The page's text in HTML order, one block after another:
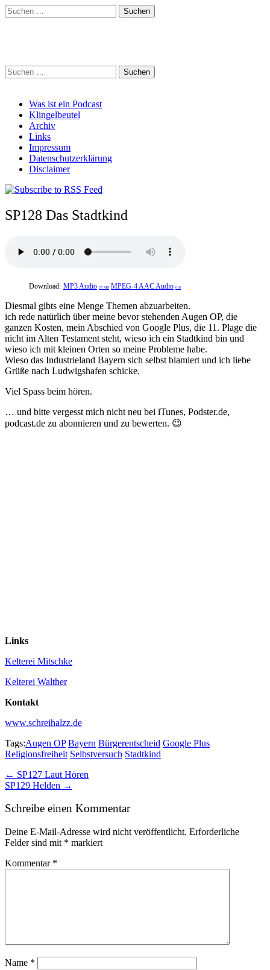
Suchen
nach:
Suchen
nach:
Main
menu
Skip
content
Was ist ein Podcast
Klingelbeutel
Archiv
Links
Impressum
Datenschutzerklärung
Disclaimer
SP128 Das Stadtkind
Download: MP3 Audio 27 MB MPEG-4 AAC Audio 0 B
Diesmal gibts eine Menge Themen abzuarbeiten.
ich rede natürlich über meine bevor stehenden Augen OP, die
ganzen Kosten, mein Abschied von Google Plus, die 11. Plage die
nicht im Alten Testament steht, wieso ich ein Stadtkind bin und
wieso ich mit kleinen Orten so meine Probleme habe.
Wieso das Industrieland Bayern sich selbst blamiert und ich liebe
Grüße nach Ludwigshafen schicke.
Viel Spass beim hören.
… und bitte vergesst mich nicht neu bei iTunes, Podster.de,
podcast.de zu abonnieren und zu bewerten. 😉
Links
Kelterei Mitschke
Kelterei Walther
Kontakt
www.schreihalzz.de
Tags:Augen OP Bayern Bürgerentscheid Google Plus
Religionsfreiheit Selbstversuch Stadtkind
Post
navigation
← SP127 Laut Hören
SP129 Helden →
Schreibe einen Kommentar
Deine E-Mail-Adresse wird nicht veröffentlicht. Erforderliche
Felder sind mit * markiert
Kommentar *
Name *